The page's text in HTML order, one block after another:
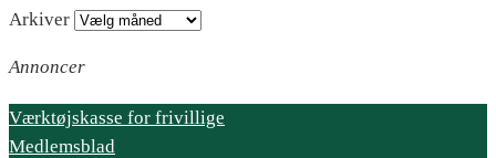
Arkiver
Annoncer
Værktøjskasse for frivillige
Medlemsblad